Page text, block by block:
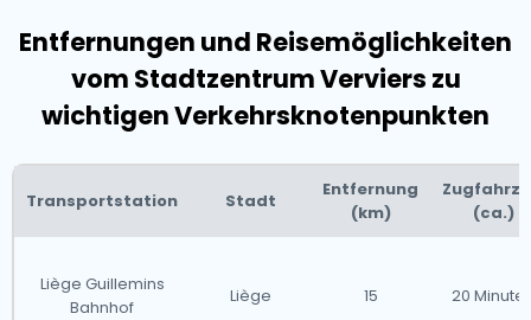
Entfernungen und Reisemöglichkeiten
vom Stadtzentrum Verviers zu
wichtigen Verkehrsknotenpunkten
Transportstation Stadt
Entfernung
(km)
(ca.)
Liège Guillemins
Bahnhof
Liège 15 20